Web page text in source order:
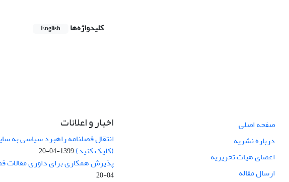
کلیدواژه‌ها English
صفحه اصلی
درباره نشریه
اعضای هیات تحریریه
ارسال مقاله
اخبار و اعلانات
انتقال فصلنامه راهبرد سیاسی به
(کلیک کنید)1399-04-20
پذیرش همکاری برای داوری مقالات
04-20